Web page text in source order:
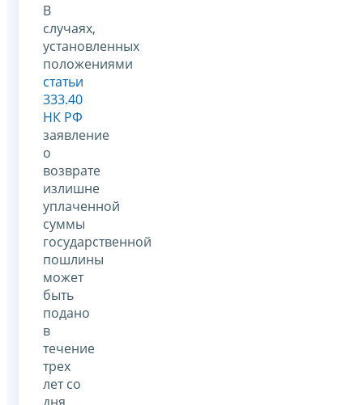
В
случаях,
установленных
положениями
статьи
333.40
НК РФ
заявление
о
возврате
излишне
уплаченной
суммы
государственной
пошлины
может
быть
подано
в
течение
трех
лет со
дня